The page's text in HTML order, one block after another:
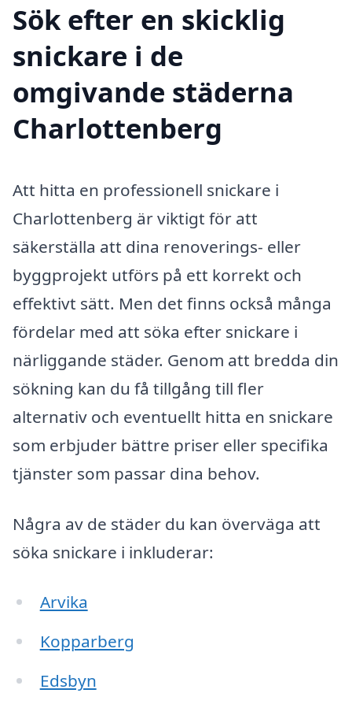
Sök efter en skicklig
snickare i de
omgivande städerna
Charlottenberg
Att hitta en professionell snickare i
Charlottenberg är viktigt för att
säkerställa att dina renoverings- eller
byggprojekt utförs på ett korrekt och
effektivt sätt. Men det finns också många
fördelar med att söka efter snickare i
närliggande städer. Genom att bredda din
sökning kan du få tillgång till fler
alternativ och eventuellt hitta en snickare
som erbjuder bättre priser eller specifika
tjänster som passar dina behov.
Några av de städer du kan överväga att
söka snickare i inkluderar:
Arvika
Kopparberg
Edsbyn